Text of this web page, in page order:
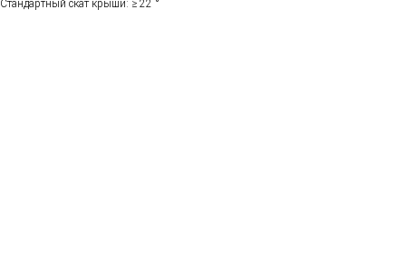
Стандартный скат крыши: ≥ 22 °